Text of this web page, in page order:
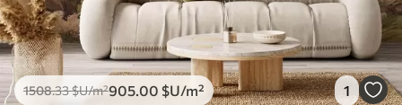
1508.33$U/m²905 .00 $U/m² 1